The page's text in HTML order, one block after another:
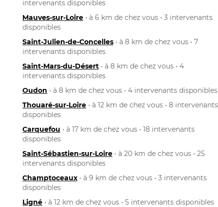
intervenants disponibles
Mauves-sur-Loire • à 6 km de chez vous • 3 intervenants
disponibles
Saint-Julien-de-Concelles • à 8 km de chez vous • 7
intervenants disponibles
Saint-Mars-du-Désert • à 8 km de chez vous • 4
intervenants disponibles
Oudon • à 8 km de chez vous • 4 intervenants disponibles
Thouaré-sur-Loire • à 12 km de chez vous • 8 intervenants
disponibles
Carquefou • à 17 km de chez vous • 18 intervenants
disponibles
Saint-Sébastien-sur-Loire • à 20 km de chez vous • 25
intervenants disponibles
Champtoceaux • à 9 km de chez vous • 3 intervenants
disponibles
Ligné • à 12 km de chez vous • 5 intervenants disponibles